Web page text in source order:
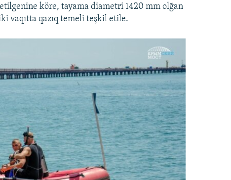
köre, tayama diametri 1420 mm olğan
vaqıtta qazıq temeli teşkil etile.